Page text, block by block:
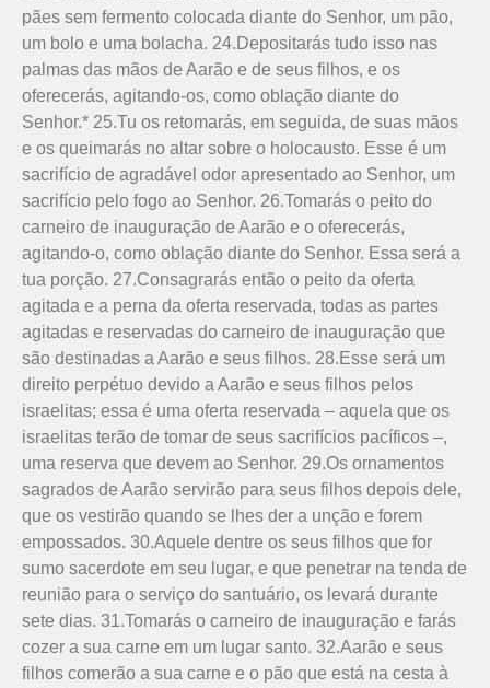
pães sem fermento colocada diante do Senhor, um pão,
um bolo e uma bolacha. 24.Depositarás tudo isso nas
palmas das mãos de Aarão e de seus filhos, e os
oferecerás, agitando-os, como oblação diante do
Senhor.* 25.Tu os retomarás, em seguida, de suas mãos
e os queimarás no altar sobre o holocausto. Esse é um
sacrifício de agradável odor apresentado ao Senhor, um
sacrifício pelo fogo ao Senhor. 26.Tomarás o peito do
carneiro de inauguração de Aarão e o ofere­cerás,
agitando-o, como oblação diante do Senhor. Essa será a
tua porção. 27.Consagrarás então o peito da oferta
agitada e a perna da oferta reservada, todas as partes
agitadas e reservadas do carneiro de inauguração que
são destinadas a Aarão e seus filhos. 28.Esse será um
direito perpétuo devido a Aarão e seus filhos pelos
israelitas; essa é uma oferta reservada – aquela que os
israelitas terão de tomar de seus sacrifícios pacíficos –,
uma reserva que devem ao Senhor. 29.Os ornamentos
sagrados de Aarão servirão para seus fi­lhos depois dele,
que os vestirão quando se lhes der a unção e forem
empossados. 30.Aquele dentre os seus filhos que for
sumo sacerdote em seu lugar, e que penetrar na tenda de
reunião para o serviço do santuário, os levará du­rante
sete dias. 31.Tomarás o carneiro de inauguração e farás
cozer a sua carne em um lugar santo. 32.Aarão e seus
filhos comerão a sua carne e o pão que está na cesta à